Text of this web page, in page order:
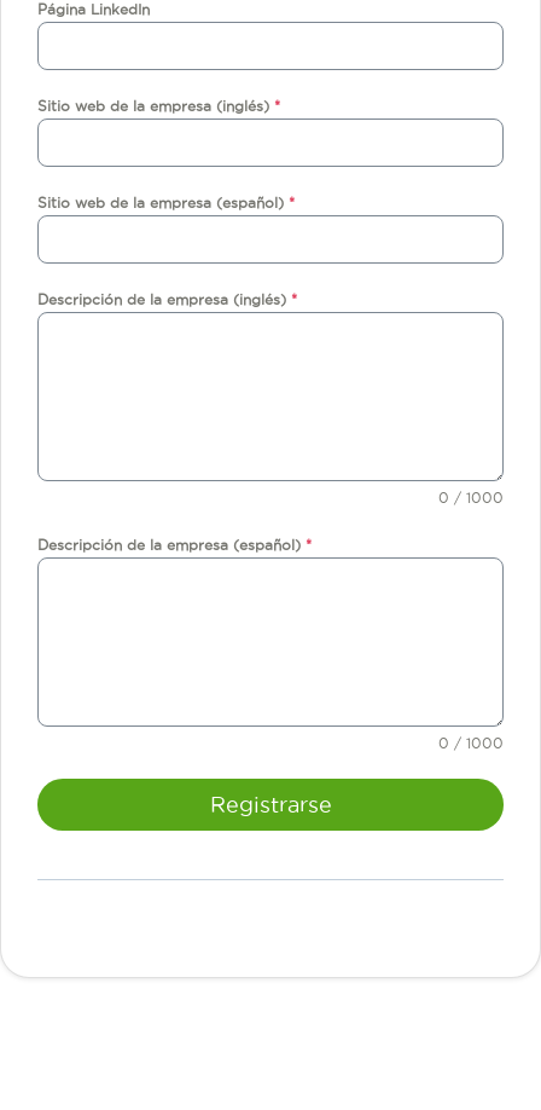
t
R
c
+
0
Página LinkedIn
Sitio web de la empresa (inglés) *
Sitio web de la empresa (español) *
Descripción de la empresa (inglés) *
0 / 1000
Descripción de la empresa (español) *
0 / 1000
Registrarse